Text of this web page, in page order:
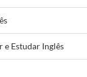
e Estudar Inglês